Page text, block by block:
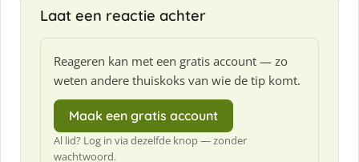
Laat een reactie achter
Reageren kan met een gratis account — zo
weten andere thuiskoks van wie de tip komt.
Maak een gratis account
Al lid? Log in via dezelfde knop — zonder
wachtwoord.